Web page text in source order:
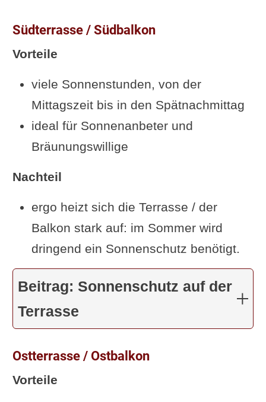
Südterrasse / Südbalkon
Vorteile
viele Sonnenstunden, von der
Mittagszeit bis in den Spätnachmittag
ideal für Sonnenanbeter und
Bräunungswillige
Nachteil
ergo heizt sich die Terrasse / der
Balkon stark auf: im Sommer wird
dringend ein Sonnenschutz benötigt.
Beitrag: Sonnenschutz auf der
Terrasse
Ostterrasse / Ostbalkon
Vorteile